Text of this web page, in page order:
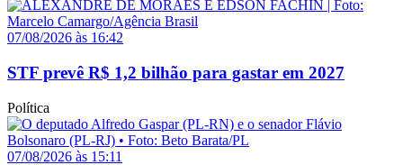
07/08/2026 às 16:42
STF prevê R$ 1,2 bilhão para gastar em 2027
Política
07/08/2026 às 15:11